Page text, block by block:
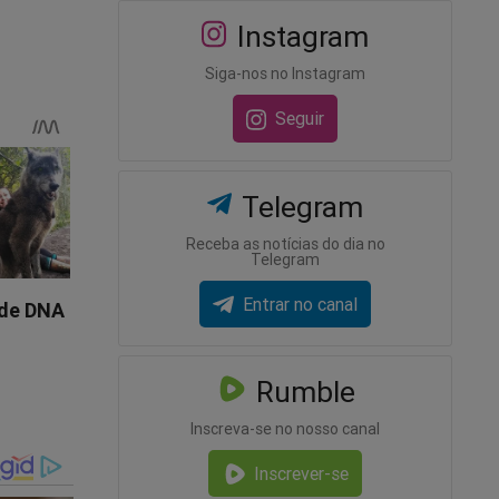
ministro
lhe dará
ao
Para
JCO.
Instagram
Siga-nos no Instagram
Seguir
Telegram
Receba as notícias do dia no
Telegram
Entrar no canal
Rumble
Inscreva-se no nosso canal
Inscrever-se